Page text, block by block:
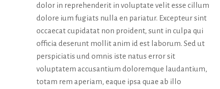
dolor in reprehenderit in voluptate velit esse cillum
dolore ium fugiats nulla en pariatur. Excepteur sint
occaecat cupidatat non proident, sunt in culpa qui
officia deserunt mollit anim id est laborum. Sed ut
perspiciatis und omnis iste natus error sit
voluptatem accusantium doloremque laudantium,
totam rem aperiam, eaque ipsa quae ab illo